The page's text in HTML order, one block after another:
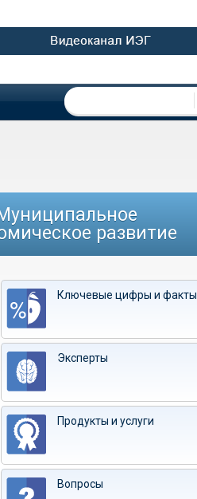
Форма поиска
Поиск
развитие
Ключевые цифры и факты
Эксперты
Продукты и услуги
Вопросы